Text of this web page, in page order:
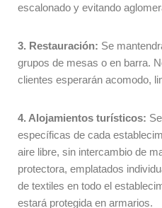
escalonado y evitando
3. Restauración: Se
grupos de mesas o en barra.
clientes esperarán acomodo,
4. Alojamientos turísticos:
específicas de cada
aire libre, sin intercambio de
protectora, emplatados
de textiles en todo el
estará protegida en armarios.